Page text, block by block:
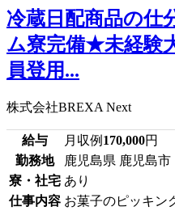
冷蔵日配商品の仕
ム寮完備★未経験
員登用...
株式会社BREXA Next
給与 月収例 170,000円
勤務地
鹿児島県 鹿児島市
寮・社宅 あり
仕事内容 お菓子のピッキン